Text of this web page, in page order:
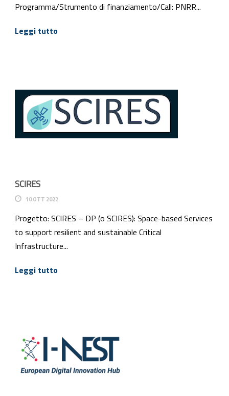
Programma/Strumento di finanziamento/Call: PNRR...
Leggi tutto
SCIRES
10 OTT 2022
Progetto: SCIRES – DP (o SCIRES): Space-based Services
to support resilient and sustainable Critical
Infrastructure...
Leggi tutto